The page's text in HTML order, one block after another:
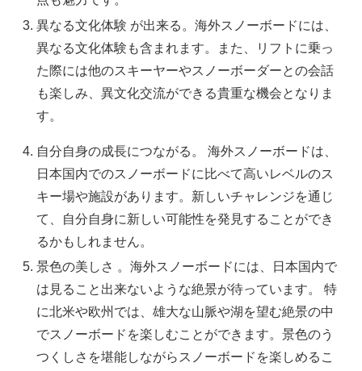
異なる文化体験 が出来る。海外スノーボードには、
異なる文化体験も含まれます。また、リフトに乗っ
た際には他のスキーヤーやスノーボーダーとの会話
も楽しみ、異文化交流ができる貴重な機会となりま
す。
自分自身の成長につながる。 海外スノーボードは、
日本国内でのスノーボードに比べて高いレベルのス
キー場や施設があります。新しいチャレンジを通じ
て、自分自身に新しい可能性を発見することができ
るかもしれません。
景色の美しさ 。海外スノーボードには、日本国内で
は見ること出来ないような絶景が待っています。 特
に北米や欧州では、雄大な山脈や湖を望む絶景の中
でスノーボードを楽しむことができます。景色のう
つくしさを堪能しながらスノーボードを楽しめるこ